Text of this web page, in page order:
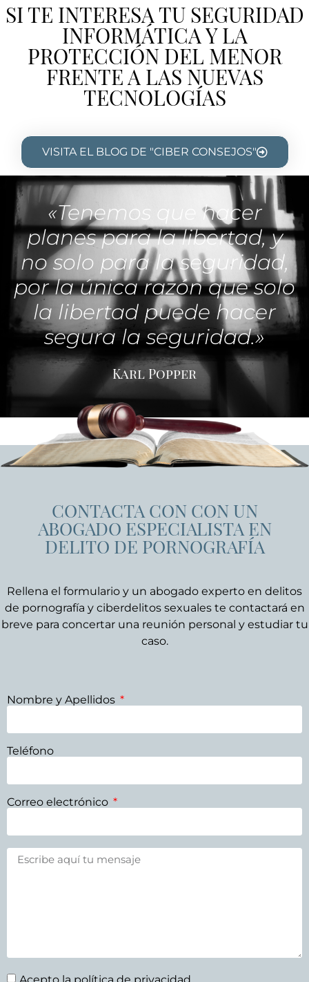
SI TE INTERESA TU SEGURIDAD
INFORMÁTICA Y LA
PROTECCIÓN DEL MENOR
FRENTE A LAS NUEVAS
TECNOLOGÍAS
VISITA EL BLOG DE "CIBER CONSEJOS"
«Tenemos que hacer
planes para la libertad, y
no solo para la seguridad,
por la única razón que solo
la libertad puede hacer
segura la seguridad.»
Karl Popper
CONTACTA CON CON UN
ABOGADO ESPECIALISTA EN
DELITO DE PORNOGRAFÍA
Rellena el formulario y un abogado experto en delitos
de pornografía y ciberdelitos sexuales te contactará en
breve para concertar una reunión personal y estudiar tu
caso.
Nombre y Apellidos
Teléfono
Correo electrónico
Acepto la política de privacidad